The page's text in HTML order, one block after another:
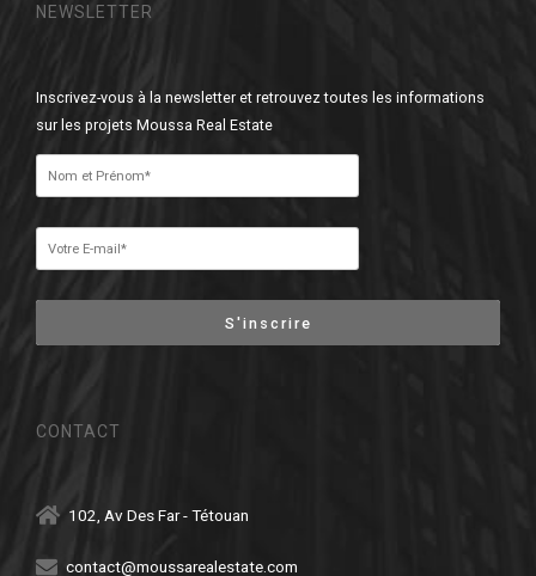
NEWSLETTER
Inscrivez-vous à la newsletter et retrouvez toutes les informations
sur les projets Moussa Real Estate
CONTACT
102, Av Des Far - Tétouan
contact@moussarealestate.com